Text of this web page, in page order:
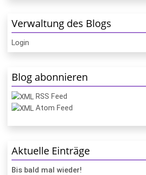
Verwaltung des Blogs
Login
Blog abonnieren
RSS Feed
Atom Feed
Aktuelle Einträge
Bis bald mal wieder!